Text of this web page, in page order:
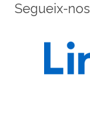
Segueix-nos